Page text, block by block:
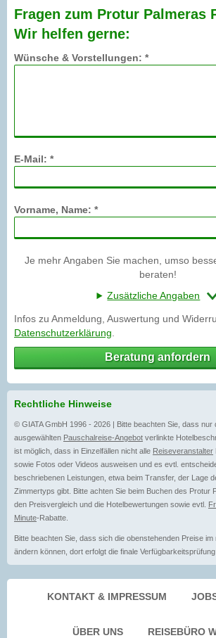
Fragen zum Protur Palmeras
Wir helfen gerne:
Wünsche & Vorstellungen: *
E-Mail: *
Vorname, Name: *
Je mehr Angaben Sie machen, umso
beraten!
Zusätzliche Angaben
Infos zu Anmeldung, Auswertung und
Datenschutzerklärung
Beratung anfordern
Rechtliche Hinweise
© GIATA GmbH 1996 - 2026 | Bitte beachten Sie, dass nur
ausgewählten Pauschalreise-Angebot verlinkte
ist möglich, dass in Einzelfällen nicht alle Reiseveranstalter
sowie Fotos oder Videos ausweisen und es evtl.
beschriebenen Leistungen, etwa beim Transfer, der Lage
Zimmertyps gibt. Bitte achten Sie beim Buchen des Protur
den Preisvergleich und die Hotelbewertungen sowie evtl.
Minute-Rabatte.
Bitte beachten Sie, dass sich die obenstehenden Preise
ändern können, dort erfolgt die finale Verfügbarkeitsprüfung
KONTAKT & IMPRESSUM
ÜBER UNS REISEBÜRO